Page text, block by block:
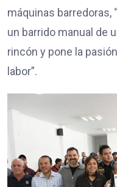
máquinas barredoras,
un barrido manual de
rincón y pone la
labor”.